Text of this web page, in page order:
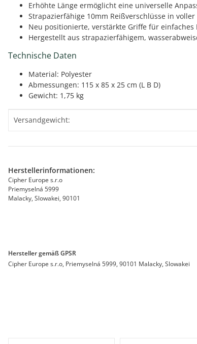
Erhöhte Länge ermöglicht eine universelle
Strapazierfähige 10mm Reißverschlüsse in
Neu positionierte, verstärkte Griffe für
Hergestellt aus strapazierfähigem,
Technische Daten
Material: Polyester
Abmessungen: 115 x 85 x 25 cm (L B D)
Gewicht: 1,75 kg
Produkteigenschaft
Wert
Versandgewicht:
Herstellerinformationen:
Cipher Europe s.r.o
Priemyselná 5999
Malacky, Slowakei, 90101
Hersteller gemäß GPSR
Cipher Europe s.r.o, Priemyselná 5999, 90101 Malacky, Slowakei